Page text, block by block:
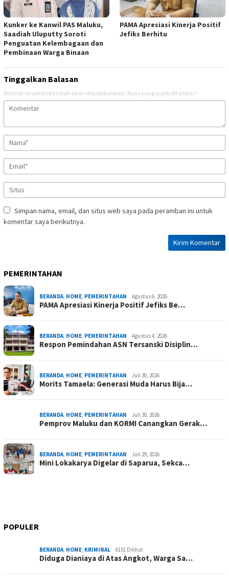
Kunker ke Kanwil PAS Maluku,
Saadiah Uluputty Soroti
Penguatan Kelembagaan dan
Pembinaan Warga Binaan
PAMA Apresiasi Kinerja Positif
Jefiks Berhitu
Tinggalkan Balasan
Alamat email Anda tidak akan dipublikasikan. Ruas yang wajib ditandai *
Simpan nama, email, dan situs web saya pada peramban ini untuk
komentar saya berikutnya.
PEMERINTAHAN
BERANDA, HOME, PEMERINTAHAN Agustus 6, 2026
PAMA Apresiasi Kinerja Positif Jefiks Be…
BERANDA, HOME, PEMERINTAHAN Agustus 4, 2026
Respon Pemindahan ASN Tersanski Disiplin…
BERANDA, HOME, PEMERINTAHAN Juli 30, 2026
Morits Tamaela: Generasi Muda Harus Bija…
BERANDA, HOME, PEMERINTAHAN Juli 30, 2026
Pemprov Maluku dan KORMI Canangkan Gerak…
BERANDA, HOME, PEMERINTAHAN Juli 29, 2026
Mini Lokakarya Digelar di Saparua, Sekca…
POPULER
BERANDA, HOME, KRIMINAL 6151 Dilihat
Diduga Dianiaya di Atas Angkot, Warga Sa…